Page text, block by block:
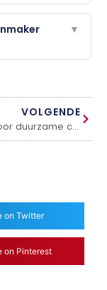
▼
VOLGENDE
De basis voor duurzame constructies
on Twitter
on Pinterest